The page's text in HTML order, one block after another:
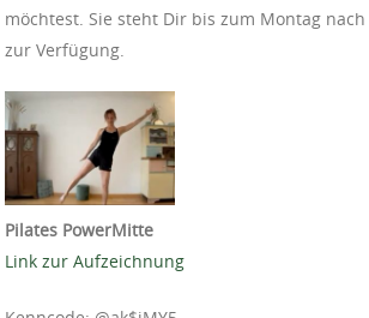
möchtest. Sie steht Dir bis zum Montag
zur Verfügung.
Pilates PowerMitte
Link zur Aufzeichnung